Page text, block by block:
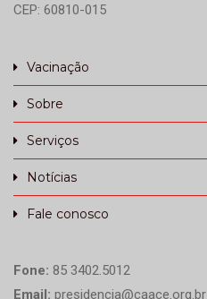
CEP: 60810-015
Vacinação
Sobre
Serviços
Notícias
Fale conosco
Fone: 85 3402.5012
Email: presidencia@caace.org.br